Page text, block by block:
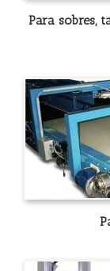
Para sobres,